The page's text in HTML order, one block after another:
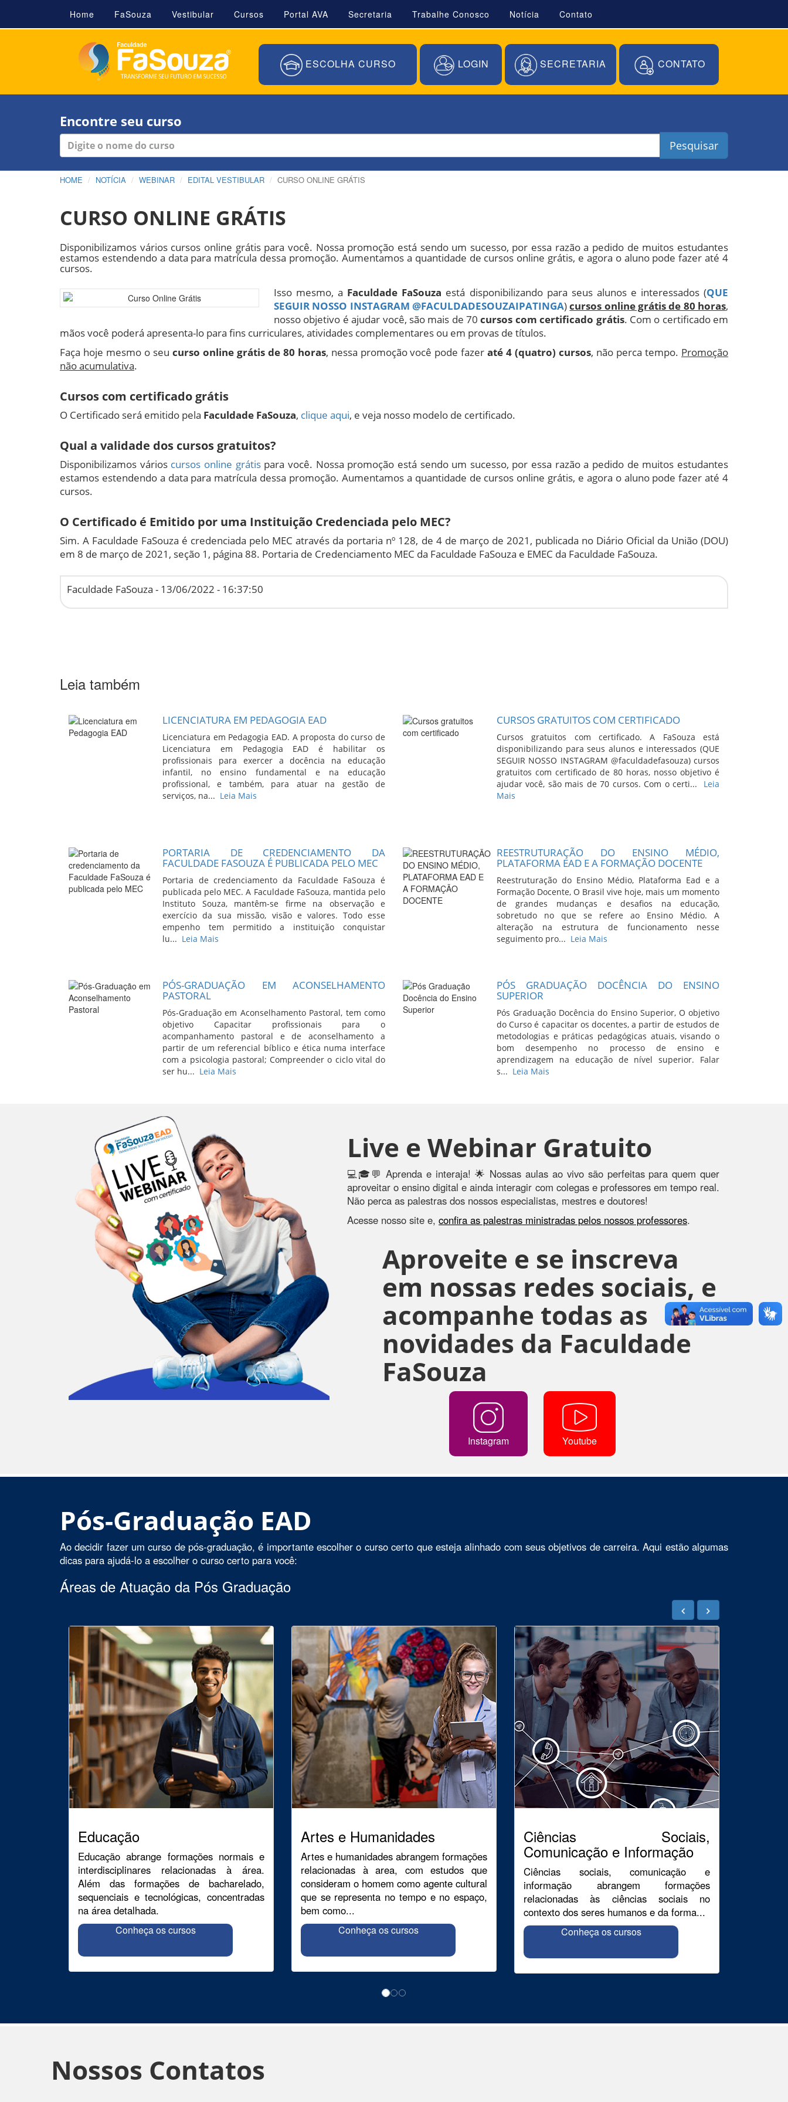
Home FaSouza Vestibular Cursos Portal AVA Secretaria Trabalhe Conosco Notícia Contato
ESCOLHA CURSO LOGIN SECRETARIA CONTATO
Encontre seu curso
Pesquisar
HOME NOTÍCIA WEBINAR EDITAL VESTIBULAR CURSO ONLINE GRÁTIS
CURSO ONLINE GRÁTIS
Disponibilizamos vários cursos online grátis para você. Nossa promoção está sendo um sucesso, por essa razão a pedido de muitos estudantes
estamos estendendo a data para matrícula dessa promoção. Aumentamos a quantidade de cursos online grátis, e agora o aluno pode fazer até 4
cursos.
Isso mesmo, a Faculdade FaSouza está disponibilizando para seus alunos e interessados (QUE
SEGUIR NOSSO INSTAGRAM @FACULDADESOUZAIPATINGA)cursos online grátis de 80 horas,
nosso objetivo é ajudar você, são mais de 70cursos com certificado grátis. Com o certificado em
mãos você poderá apresenta-lo para fins curriculares, atividades complementares ou em provas de títulos.
Faça hoje mesmo o seu curso online grátis de 80 horas, nessa promoção você pode fazeraté 4 (quatro) cursos, não perca tempo. Promoção
não acumulativa.
Cursos com certificado grátis
O Certificado será emitido pela Faculdade FaSouza, clique aqui, e veja nosso modelo de certificado.
Qual a validade dos cursos gratuitos?
Disponibilizamos vários cursos online grátis para você. Nossa promoção está sendo um sucesso, por essa razão a pedido de muitos estudantes
estamos estendendo a data para matrícula dessa promoção. Aumentamos a quantidade de cursos online grátis, e agora o aluno pode fazer até 4
cursos.
O Certificado é Emitido por uma Instituição Credenciada pelo MEC?
Sim. A Faculdade FaSouza é credenciada pelo MEC através da portaria nº 128, de 4 de março de 2021, publicada no Diário Oficial da União (DOU)
em 8 de março de 2021, seção 1, página 88. Portaria de Credenciamento MEC da Faculdade FaSouza e EMEC da Faculdade FaSouza.
Faculdade FaSouza - 13/06/2022 - 16:37:50
Leia também
LICENCIATURA EM PEDAGOGIA EAD
Licenciatura em Pedagogia EAD. A proposta do curso de
Licenciatura em Pedagogia EAD é habilitar os
profissionais para exercer a docência na educação
infantil, no ensino fundamental e na educação
profissional, e também, para atuar na gestão de
serviços, na... Leia Mais
CURSOS GRATUITOS COM CERTIFICADO
Cursos gratuitos com certificado. A FaSouza está
disponibilizando para seus alunos e interessados (QUE
SEGUIR NOSSO INSTAGRAM @faculdadefasouza) cursos
gratuitos com certificado de 80 horas, nosso objetivo é
ajudar você, são mais de 70 cursos. Com o certi...
Leia
Mais
PORTARIA DE CREDENCIAMENTO DA
FACULDADE FASOUZA É PUBLICADA PELO MEC
Portaria de credenciamento da Faculdade FaSouza é
publicada pelo MEC. A Faculdade FaSouza, mantida pelo
Instituto Souza, mantêm-se firme na observação e
exercício da sua missão, visão e valores. Todo esse
empenho tem permitido a instituição conquistar
lu... Leia Mais
REESTRUTURAÇÃO DO ENSINO MÉDIO,
PLATAFORMA EAD E A FORMAÇÃO DOCENTE
Reestruturação do Ensino Médio, Plataforma Ead e a
Formação Docente, O Brasil vive hoje, mais um momento
de grandes mudanças e desafios na educação,
sobretudo no que se refere ao Ensino Médio. A
alteração na estrutura de funcionamento nesse
seguimento pro... Leia Mais
PÓS-GRADUAÇÃO EM ACONSELHAMENTO
PASTORAL
Pós-Graduação em Aconselhamento Pastoral, tem como
objetivo Capacitar profissionais para o
acompanhamento pastoral e de aconselhamento a
partir de um referencial bíblico e ética numa interface
com a psicologia pastoral; Compreender o ciclo vital do
ser hu... Leia Mais
PÓS GRADUAÇÃO DOCÊNCIA DO ENSINO
SUPERIOR
Pós Graduação Docência do Ensino Superior, O objetivo
do Curso é capacitar os docentes, a partir de estudos de
metodologias e práticas pedagógicas atuais, visando o
bom desempenho no processo de ensino e
aprendizagem na educação de nível superior. Falar
s... Leia Mais
Live e Webinar Gratuito
💻🎓💬 Aprenda e interaja! 🌟 Nossas aulas ao vivo são perfeitas para quem quer
aproveitar o ensino digital e ainda interagir com colegas e professores em tempo real.
Não perca as palestras dos nossos especialistas, mestres e doutores!
Acesse nosso site e, confira as palestras ministradas pelos nossos professores.
Aproveite e se inscreva
em nossas redes sociais, e
acompanhe todas as
novidades da Faculdade
FaSouza
Instagram Youtube
Pós-Graduação EAD
Ao decidir fazer um curso de pós-graduação, é importante escolher o curso certo que esteja alinhado com seus objetivos de carreira. Aqui estão algumas
dicas para ajudá-lo a escolher o curso certo para você:
Áreas de Atuação da Pós Graduação
Educação
Educação abrange formações normais e
interdisciplinares relacionadas à área.
Além das formações de bacharelado,
sequenciais e tecnológicas, concentradas
na área detalhada.
Conheça os cursos
Artes e Humanidades
Artes e humanidades abrangem formações
relacionadas à area, com estudos que
consideram o homem como agente cultural
que se representa no tempo e no espaço,
bem como...
Conheça os cursos
Ciências Sociais,
Comunicação e Informação
Ciências sociais, comunicação e
informação abrangem formações
relacionadas às ciências sociais no
contexto dos seres humanos e da forma...
Conheça os cursos
Nossos Contatos